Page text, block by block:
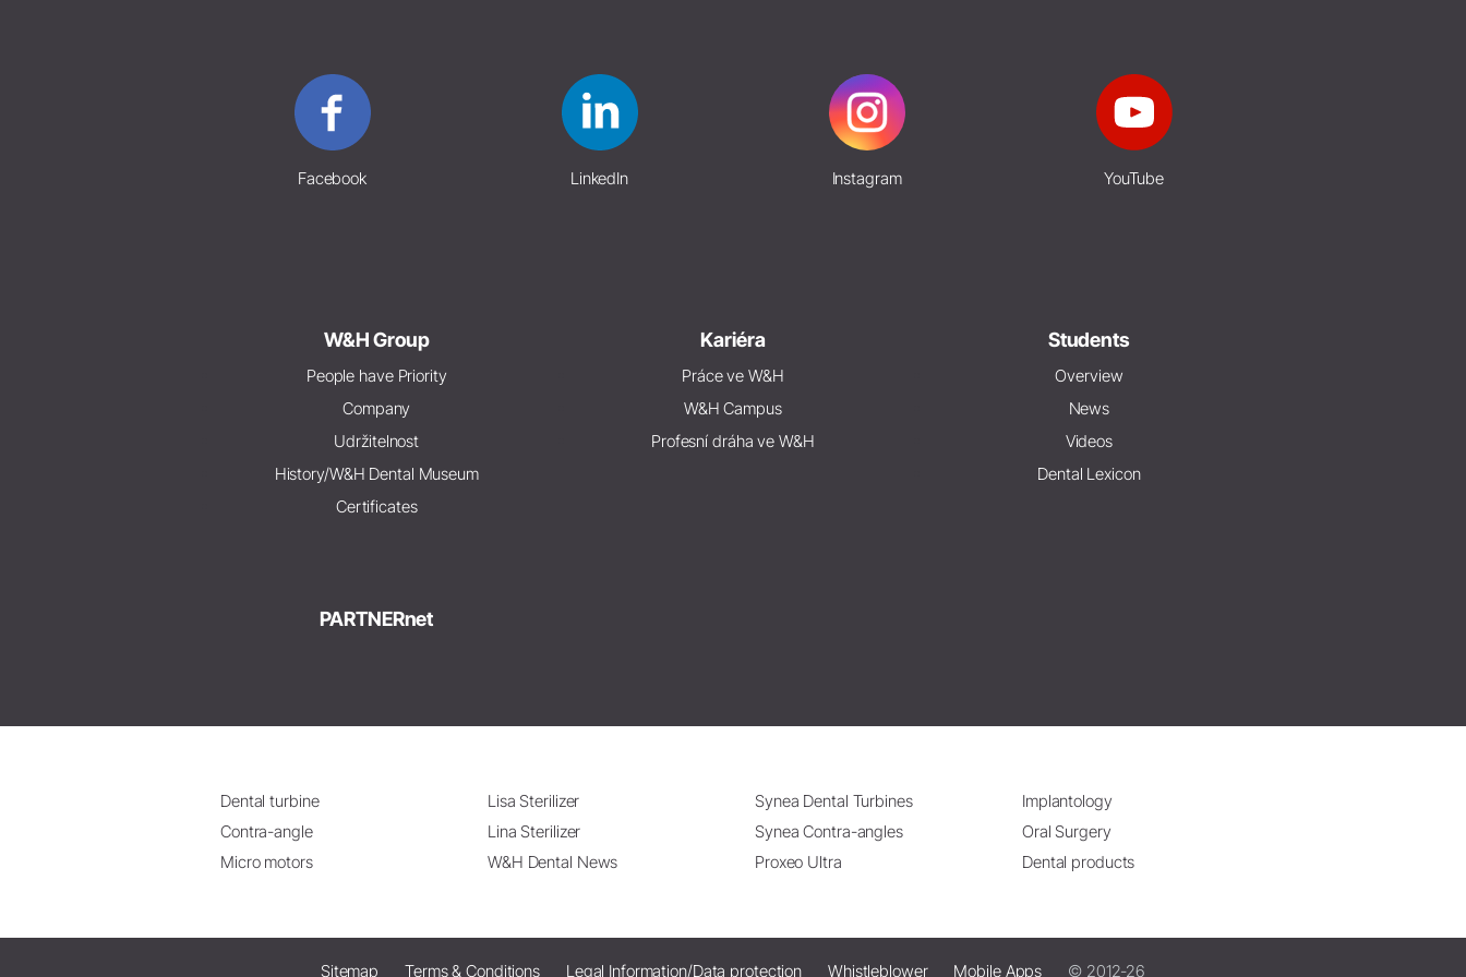
Facebook LinkedIn Instagram YouTube
W&H Group
People have Priority
Company
Udržitelnost
History/W&H Dental Museum
Certificates
Kariéra
Práce ve W&H
W&H Campus
Profesní dráha ve W&H
Students
Overview
News
Videos
Dental Lexicon
PARTNERnet
Dental turbine
Contra-angle
Micro motors
Lisa Sterilizer
Lina Sterilizer
W&H Dental News
Synea Dental Turbines
Synea Contra-angles
Proxeo Ultra
Implantology
Oral Surgery
Dental products
Sitemap Terms & Conditions Legal Information/Data protection Whistleblower Mobile Apps © 2012-26